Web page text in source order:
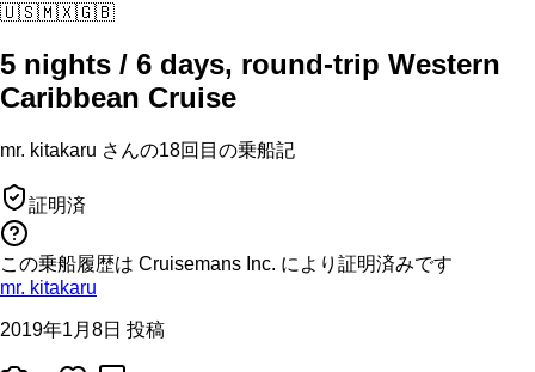
🇺🇸🇲🇽🇬🇧
5 nights / 6 days, round-trip Western
Caribbean Cruise
mr. kitakaru さんの18回目の乗船記
証明済
この乗船履歴は Cruisemans Inc. により証明済みです
mr. kitakaru
2019年1月8日 投稿